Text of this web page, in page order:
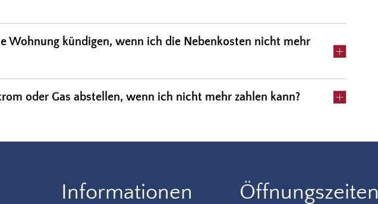
Wohnung kündigen, wenn ich die Nebenkosten nicht mehr
oder Gas abstellen, wenn ich nicht mehr zahlen kann?
Informationen Öffnungszeiten